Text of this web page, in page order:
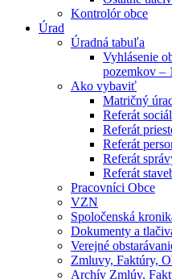
Kontrolór obce
Úrad
Úradná tabuľa
Vyhlásenie
pozemkov –
Ako vybaviť
Matričný
Referát
Referát
Referát
Referát
Referát
Pracovníci Obce
VZN
Spoločenská
Dokumenty a
Verejné
Zmluvy, Faktúry,
Archív Zmlúv,